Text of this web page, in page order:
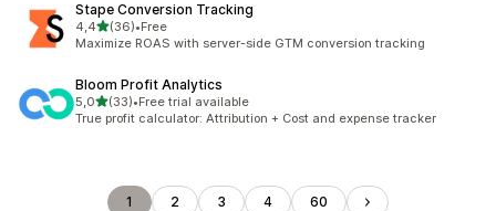
Stape Conversion Tracking
4,4z 5 hvězd
(36)
Celkový počet recenzí: 36
•Free
Maximize ROAS with server-side GTM conversion tracking
Bloom Profit Analytics
5,0z 5 hvězd
(33)
Celkový počet recenzí: 33
•Free trial available
True profit calculator: Attribution + Cost and expense tracker
1 2 3 4 60